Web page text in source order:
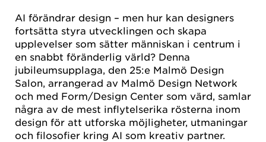
AI förändrar design – men hur kan designers
fortsätta styra utvecklingen och skapa
upplevelser som sätter människan i centrum i
en snabbt föränderlig värld? Denna
jubileumsupplaga, den 25:e Malmö Design
Salon, arrangerad av Malmö Design Network
och med Form/Design Center som värd, samlar
några av de mest inflytelserika rösterna inom
design för att utforska möjligheter, utmaningar
och filosofier kring AI som kreativ partner.